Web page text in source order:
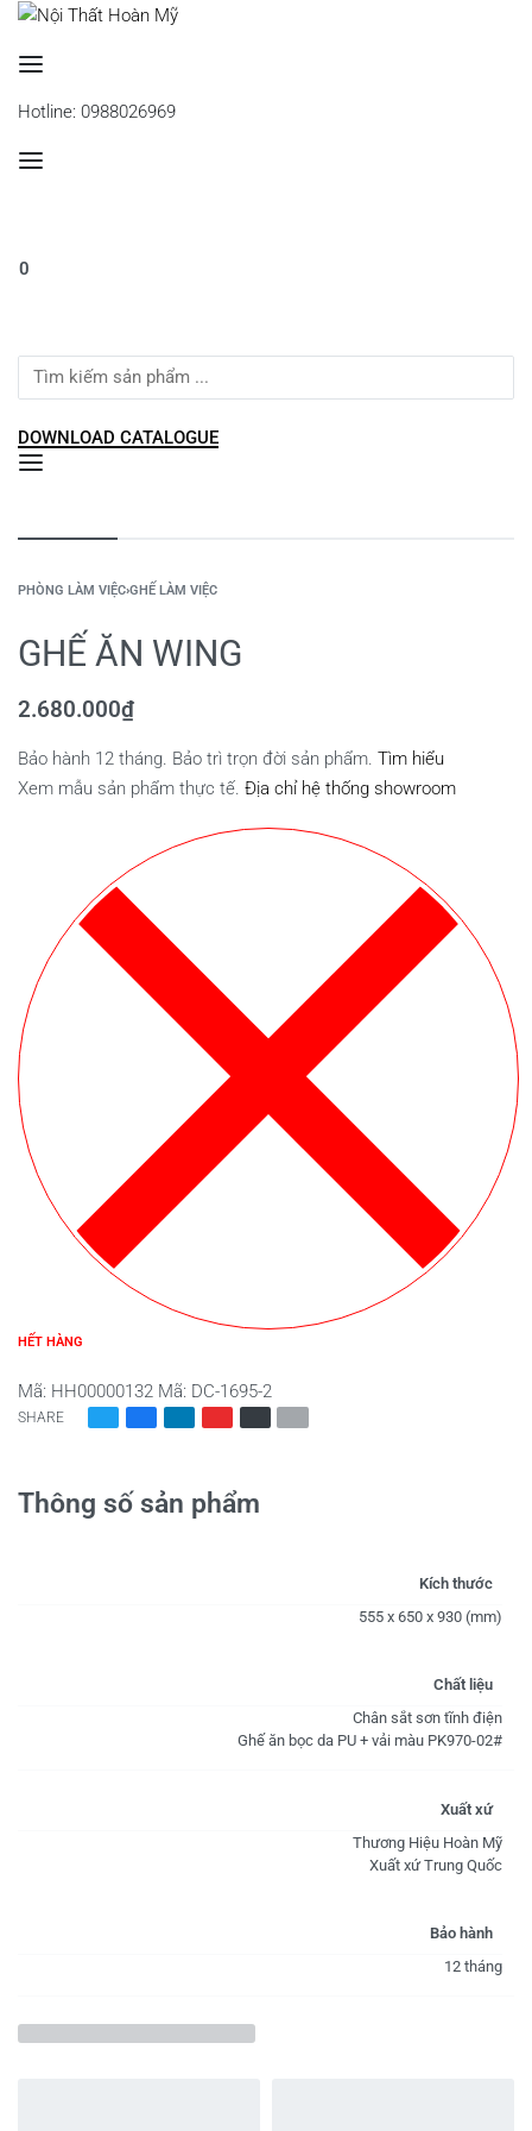
Hotline: 0988026969
0
Search
for:
DOWNLOAD CATALOGUE
PHÒNG LÀM VIỆC›GHẾ LÀM VIỆC
GHẾ ĂN WING
2.680.000₫
Bảo hành 12 tháng. Bảo trì trọn đời sản phẩm. Tìm hiểu
Xem mẫu sản phẩm thực tế. Địa chỉ hệ thống showroom
HẾT HÀNG
Mã: HH00000132 Mã: DC-1695-2
SHARE
Thông số sản phẩm
Kích thước
555 x 650 x 930 (mm)
Chất liệu
Chân sắt sơn tĩnh điện
Ghế ăn bọc da PU + vải màu PK970-02#
Xuất xứ
Thương Hiệu Hoàn Mỹ
Xuất xứ Trung Quốc
Bảo hành
12 tháng